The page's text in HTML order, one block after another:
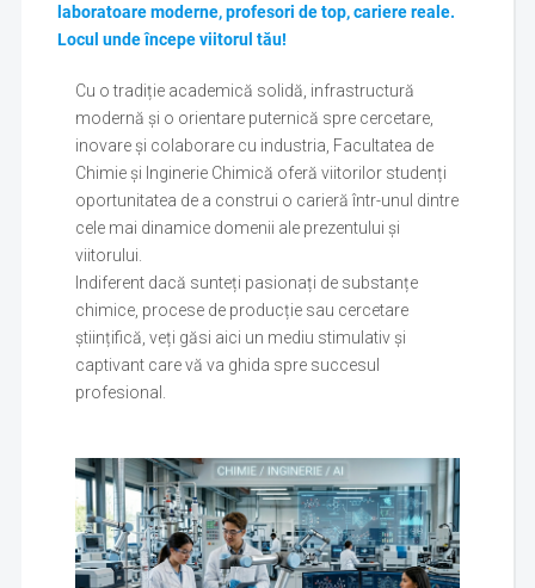
laboratoare moderne, profesori de top, cariere reale.
Locul unde începe viitorul tău!
Cu o tradiție academică solidă, infrastructură
modernă și o orientare puternică spre cercetare,
inovare și colaborare cu industria, Facultatea de
Chimie și Inginerie Chimică oferă viitorilor studenți
oportunitatea de a construi o carieră într-unul dintre
cele mai dinamice domenii ale prezentului și
viitorului.
Indiferent dacă sunteți pasionați de substanțe
chimice, procese de producție sau cercetare
științifică, veți găsi aici un mediu stimulativ și
captivant care vă va ghida spre succesul
profesional.